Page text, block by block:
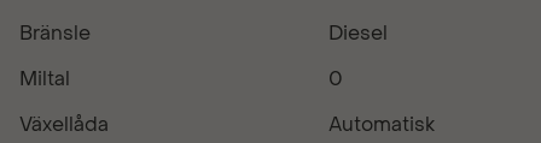
Bränsle
Diesel
Miltal
0
Växellåda
Automatisk